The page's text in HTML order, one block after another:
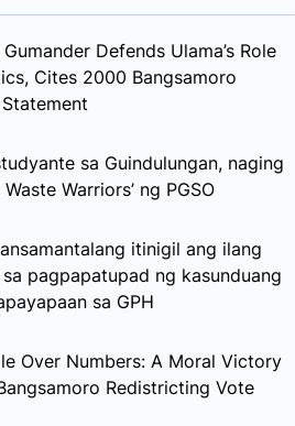
Defends Ulama’s Role
Cites 2000 Bangsamoro
sa Guindulungan, naging
Waste Warriors’ ng PGSO
itinigil ang ilang
sa pagpapatupad ng kasunduang
sa GPH
Over Numbers: A Moral Victory
Redistricting Vote